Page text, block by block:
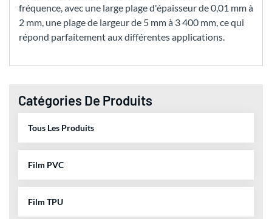
fréquence, avec une large plage d'épaisseur de 0,01 mm à
2 mm, une plage de largeur de 5 mm à 3 400 mm, ce qui
répond parfaitement aux différentes applications.
Catégories De Produits
Tous Les Produits
Film PVC
Film TPU